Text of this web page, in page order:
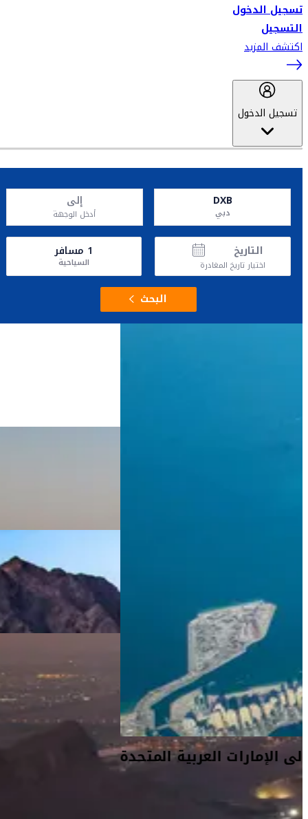
تسجيل الدخول
التسجيل
اكتشف المزيد
تسجيل الدخول
DXB
دبي
إلى
أدخل الوجهة
التاريخ
اختيار تاريخ المغادرة
1 مسافر
السياحية
البحث
دليل السفر إلى الإمارات العربية
تُعتبر الإمارات العربية المتحدة بوتقةً تنصهر فيها ثقافات العالم وقد
أثبتت نفسها كمحورٍ إقليمي للخدمات المالية، وقطاعات التجزئة،